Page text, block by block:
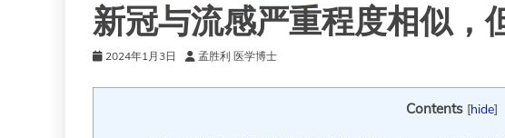
新冠与流感严重程度相似，
2024年1月3日 孟胜利 医学博士
Contents [hide]